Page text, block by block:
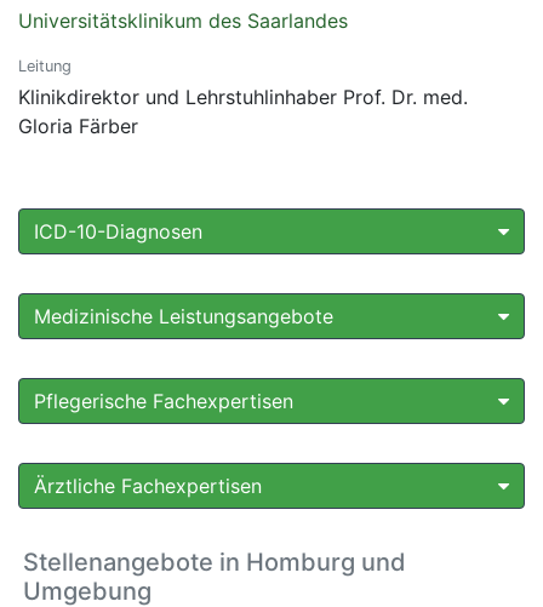
Universitätsklinikum des Saarlandes
Leitung
Klinikdirektor und Lehrstuhlinhaber Prof. Dr. med.
Gloria Färber
ICD-10-Diagnosen
Medizinische Leistungsangebote
Pflegerische Fachexpertisen
Ärztliche Fachexpertisen
Stellenangebote in Homburg und
Umgebung